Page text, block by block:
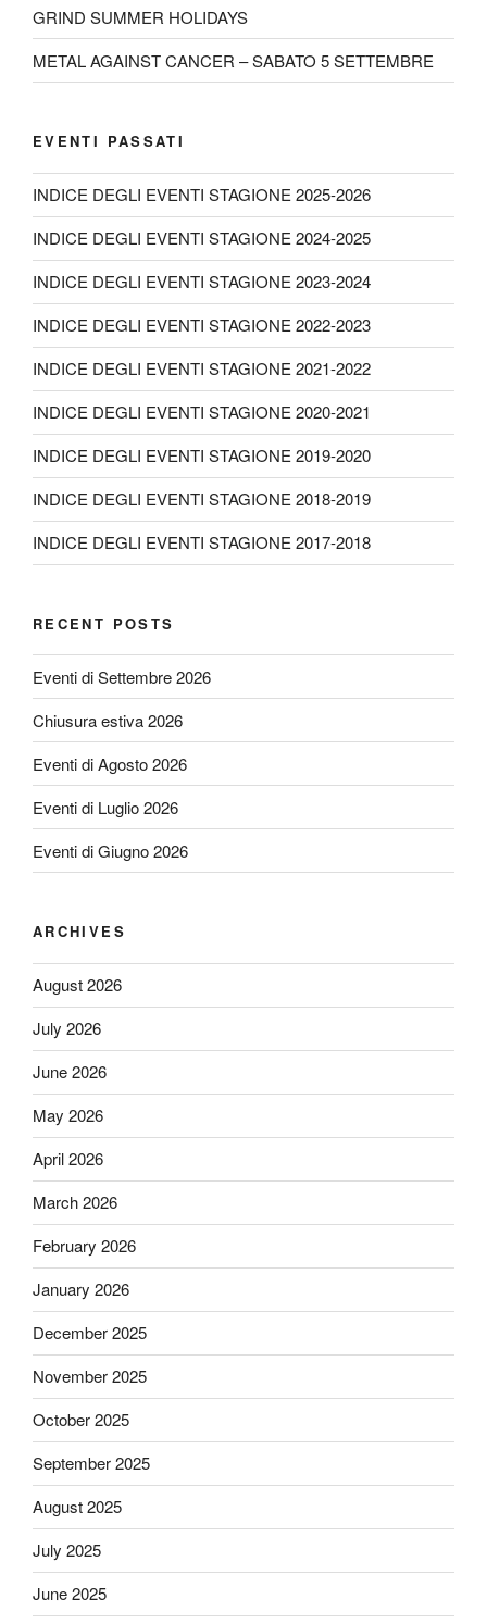
GRIND SUMMER HOLIDAYS
METAL AGAINST CANCER – SABATO 5 SETTEMBRE
EVENTI PASSATI
INDICE DEGLI EVENTI STAGIONE 2025-2026
INDICE DEGLI EVENTI STAGIONE 2024-2025
INDICE DEGLI EVENTI STAGIONE 2023-2024
INDICE DEGLI EVENTI STAGIONE 2022-2023
INDICE DEGLI EVENTI STAGIONE 2021-2022
INDICE DEGLI EVENTI STAGIONE 2020-2021
INDICE DEGLI EVENTI STAGIONE 2019-2020
INDICE DEGLI EVENTI STAGIONE 2018-2019
INDICE DEGLI EVENTI STAGIONE 2017-2018
RECENT POSTS
Eventi di Settembre 2026
Chiusura estiva 2026
Eventi di Agosto 2026
Eventi di Luglio 2026
Eventi di Giugno 2026
ARCHIVES
August 2026
July 2026
June 2026
May 2026
April 2026
March 2026
February 2026
January 2026
December 2025
November 2025
October 2025
September 2025
August 2025
July 2025
June 2025